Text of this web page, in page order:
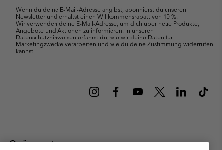
Wenn du deine E-Mail-Adresse angibst, abonnierst du unseren
Newsletter und erhältst einen Willkommensrabatt von 10 %.
Wir verwenden deine E-Mail-Adresse, um dich über neue Produkte,
Angebote und Aktionen zu informieren. In unseren
Datenschutzhinweisen erfährst du, wie wir deine Daten für
Marketingzwecke verarbeiten und wie du deine Zustimmung widerrufen
kannst.
Österreich